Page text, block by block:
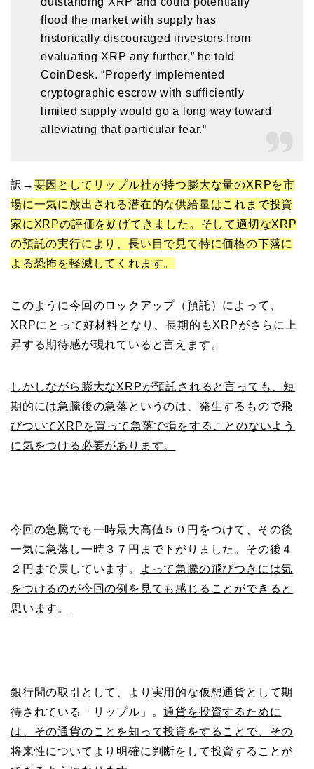
flood the market with supply has
historically discouraged investors from
evaluating XRP any further,” he told
CoinDesk. “Properly implemented
cryptographic escrow with sufficiently
limited supply would go a long way toward
alleviating that particular fear.”
訳→ 要因としてリップル社が持つ膨大な量のXRPを市
場に一気に放出される潜在的な供給量はこれまで投資
家にXRPの評価を妨げてきました。そして適切なXRP
の預託の実行により、長い目で見て特に価格の下落に
よる恐怖を軽減してくれます。
このように今回のロックアップ（預託）によって、
XRPにとって好材料となり、長期的もXRPがさらに上
昇する期待感が現れていると言えます。
しかしながら膨大なXRPが預託されると言っても、短
期的には急騰後の急落というのは、発生するもので飛
びついてXRPを買って急落で損をすることのないよう
に気をつける必要があります。
今回の急騰でも一時最大高値５０円をつけて、その後
一気に急落し一時３７円まで下がりました。その後４
２円まで戻しています。
よって急騰の飛びつきには気
をつけるのが今回の例を見ても感じることができると
思います。
銀行間の取引として、より実用的な仮想通貨として期
待されている「リップル」。通貨を投資するために
は、その通貨のことを知って投資をすることで、その
将来性についてより明確に判断をして投資することが